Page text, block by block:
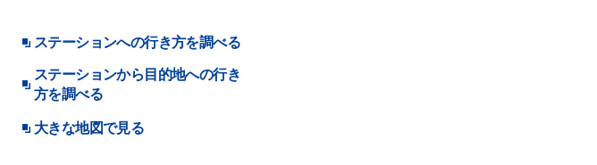
ステーションへの行き方を調べる
ステーションから目的地への行き
方を調べる
大きな地図で見る